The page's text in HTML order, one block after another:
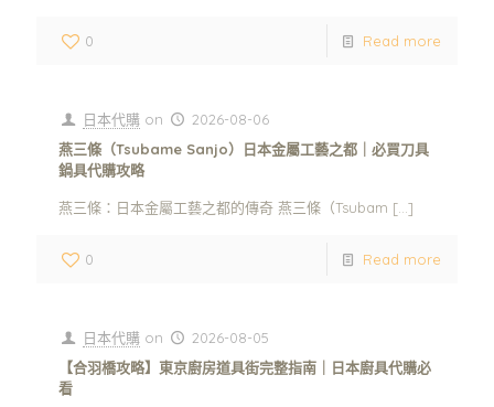
0 Read more
日本代購 on
2026-08-06
燕三條（Tsubame Sanjo）日本金屬工藝之都｜必買刀具
鍋具代購攻略
燕三條：日本金屬工藝之都的傳奇 燕三條（Tsubam […]
0 Read more
日本代購 on
2026-08-05
【合羽橋攻略】東京廚房道具街完整指南｜日本廚具代購必
看